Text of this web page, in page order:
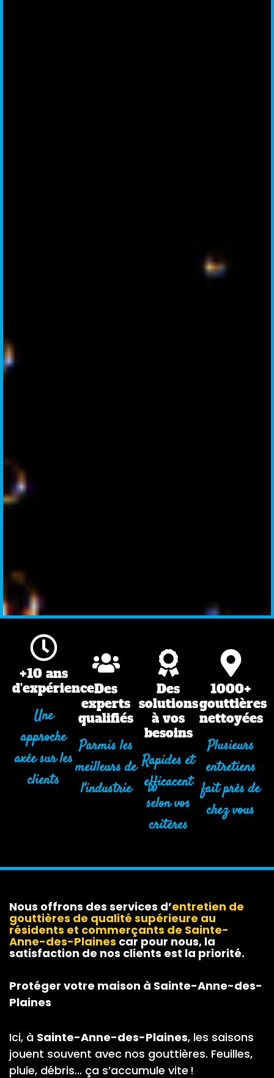
+10 ans
d'expérience
Une
approche
axée sur les
clients
Des
experts
qualifiés
Parmis les
meilleurs de
l'industrie
Des
solutions
à vos
besoins
Rapides et
efficacent
selon vos
critères
1000+
gouttières
nettoyées
Plusieurs
entretiens
fait près de
chez vous
Nous offrons des services d’entretien de
gouttières de qualité supérieure au
résidents et commerçants de Sainte-
Anne-des-Plaines car pour nous, la
satisfaction de nos clients est la priorité.
Protéger votre maison à Sainte-Anne-des-
Plaines
Ici, à Sainte-Anne-des-Plaines, les saisons
jouent souvent avec nos gouttières. Feuilles,
pluie, débris… ça s’accumule vite !